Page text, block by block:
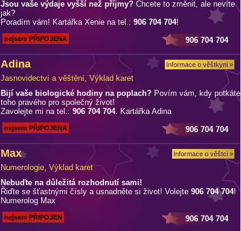
Jsou vaše výdaje vyšší než příjmy? Chcete to změnit, ale nevíte
jak?
Poradím vám! Kartářka Xenie na tel.: 906 704 704!
nejsem PŘIPOJENA 906 704 704
Adina
Jasnovidectví a věštění, Výklad karet
Informace o věštkyni »
Bijí vaše biologické hodiny na poplach? Povím vám, kdy potkáte
toho pravého pro společný život!
Zavolejte mi na tel.: 906 704 704. Kartářka Adina
nejsem PŘIPOJENA 906 704 704
Max
Numerologie, Výklad karet
Informace o věštci »
Nebuďte na důležitá rozhodnutí sami!
Řiďte se šťastnými čísly a usnadněte si život! Volejte 906 704 704!
Numerolog Max
nejsem PŘIPOJEN 906 704 704